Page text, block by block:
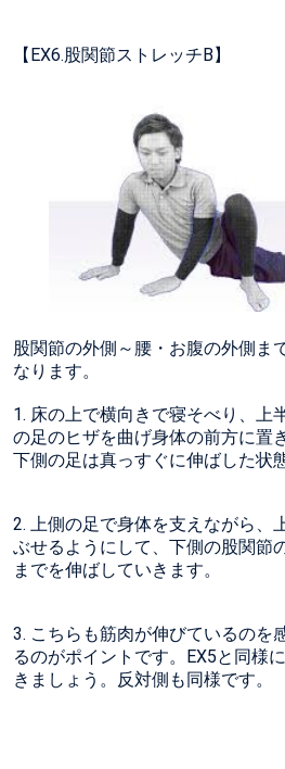
【EX6.股関節ストレッチB】
股関節の外側～腰・お腹の外側ま
なります。
1. 床の上で横向きで寝そべり、上
の足のヒザを曲げ身体の前方に置
下側の足は真っすぐに伸ばした状
2. 上側の足で身体を支えながら、
ぶせるようにして、下側の股関節
までを伸ばしていきます。
3. こちらも筋肉が伸びているのを
るのがポイントです。EX5と同様
きましょう。反対側も同様です。